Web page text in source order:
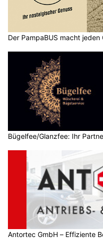
Der PampaBUS macht
Bügelfee/Glanzfee: Ihr
Antortec GmbH – Effiziente